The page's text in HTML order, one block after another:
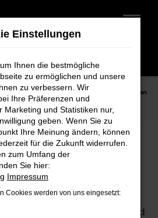
CUPRA Ateca
CUPRA Ateca Neuwagen
bei
für Stuhr
die perfekte Wahl für alle, die
suchen. Mit seiner
effizienten Antrieb und
Einstellungen
Ihnen die bestmögliche
zu ermöglichen und unsere
zu verbessern. Wir
Ihre Präferenzen und
Marketing und Statistiken nur,
geben. Wenn Sie zu
Ihre Meinung ändern, können
für die Zukunft widerrufen.
zum Umfang der
Sie hier:
Impressum
Cookies werden von uns eingesetzt: